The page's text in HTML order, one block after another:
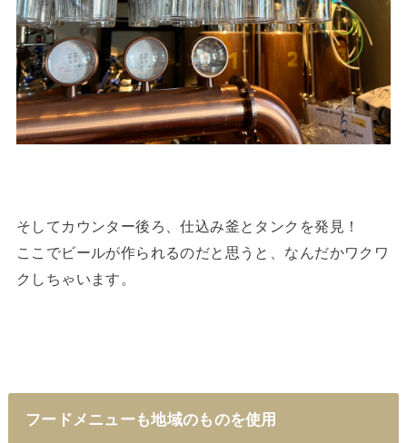
そしてカウンター後ろ、仕込み釜とタンクを発見！
ここでビールが作られるのだと思うと、なんだかワクワ
クしちゃいます。
フードメニューも地域のものを使用